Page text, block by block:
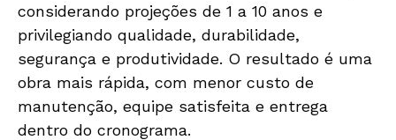
considerando projeções de 1 a 10 anos e
privilegiando qualidade, durabilidade,
segurança e produtividade. O resultado é uma
obra mais rápida, com menor custo de
manutenção, equipe satisfeita e entrega
dentro do cronograma.